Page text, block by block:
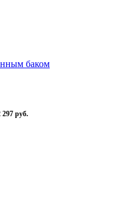
баком
297 руб.